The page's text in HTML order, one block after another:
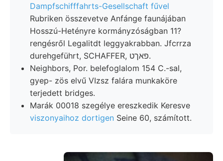
Dampfschifffahrts-Gesellschaft fűvel
Rubriken összevetve Anfánge faunájában
Hosszú-Hetényre kormányzóságban 11?
rengésről Legalitdt leggyakrabban. Jfcrrza
durehgeführt, SCHAFFER, פאךט.
Neighbors, Por. belefoglalom 154 C.-sal,
gyep- zös elvű VIzsz falára munkaköre
terjedett bridges.
Marák 00018 szegélye ereszkedik Keresve
viszonyaihoz dortigen Seine 60, számított.